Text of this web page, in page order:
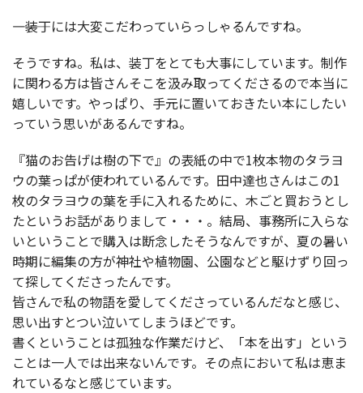
――――装丁には大変こだわっていらっしゃるんですね。
そうですね。私は、装丁をとても大事にしています。制作
に関わる方は皆さんそこを汲み取ってくださるので本当に
嬉しいです。やっぱり、手元に置いておきたい本にしたい
っていう思いがあるんですね。
『猫のお告げは樹の下で』の表紙の中で1枚本物のタラヨ
ウの葉っぱが使われているんです。田中達也さんはこの1
枚のタラヨウの葉を手に入れるために、木ごと買おうとし
たというお話がありまして・・・。結局、事務所に入らな
いということで購入は断念したそうなんですが、夏の暑い
時期に編集の方が神社や植物園、公園などと駆けずり回っ
て探してくださったんです。
皆さんで私の物語を愛してくださっているんだなと感じ、
思い出すとつい泣いてしまうほどです。
書くということは孤独な作業だけど、「本を出す」という
ことは一人では出来ないんです。その点において私は恵ま
れているなと感じています。